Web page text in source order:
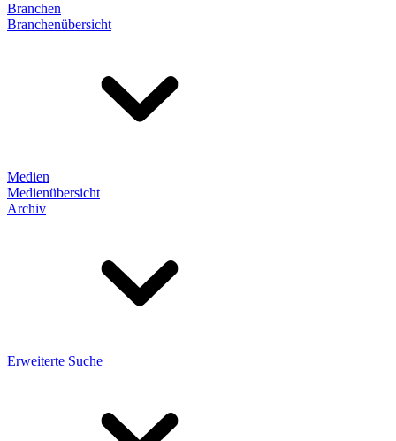
Branchen
Branchenübersicht
Medien
Medienübersicht
Archiv
Erweiterte Suche